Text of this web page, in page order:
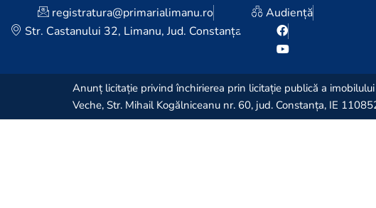
registratura@primarialimanu.ro
Str. Castanului 32, Limanu, Jud. Constanța
Audiență
Anunț licitație privind închirierea prin licitație publică a
Veche, Str. Mihail Kogălniceanu nr. 60, jud. Constanța, IE